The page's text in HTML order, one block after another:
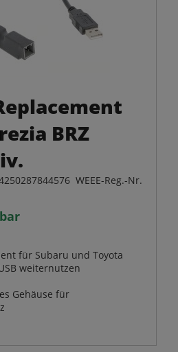
BRZ
WEEE-Reg.-Nr.
für Subaru und Toyota
weiternutzen
Gehäuse für